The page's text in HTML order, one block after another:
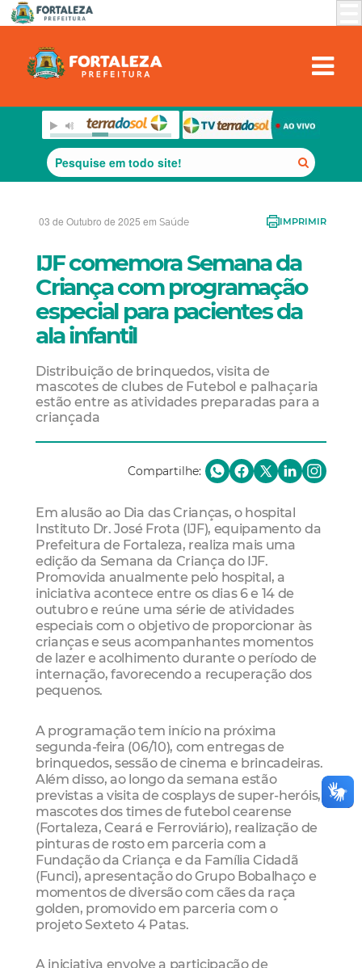
03 de Outubro de 2025 em Saúde IMPRIMIR
IJF comemora Semana da
Criança com programação
especial para pacientes da
ala infantil
Distribuição de brinquedos, visita de
mascotes de clubes de Futebol e palhaçaria
estão entre as atividades preparadas para a
criançada
Compartilhe:
Em alusão ao Dia das Crianças, o hospital
Instituto Dr. José Frota (IJF), equipamento da
Prefeitura de Fortaleza, realiza mais uma
edição da Semana da Criança do IJF.
Promovida anualmente pelo hospital, a
iniciativa acontece entre os dias 6 e 14 de
outubro e reúne uma série de atividades
especiais com o objetivo de proporcionar às
crianças e seus acompanhantes momentos
de lazer e acolhimento durante o período de
internação, favorecendo a recuperação dos
pequenos.
A programação tem início na próxima
segunda-feira (06/10), com entregas de
brinquedos, sessão de cinema e brincadeiras.
Além disso, ao longo da semana estão
previstas a visita de cosplays de super-heróis,
mascotes dos times de futebol cearense
(Fortaleza, Ceará e Ferroviário), realização de
pinturas de rosto em parceria com a
Fundação da Criança e da Família Cidadã
(Funci), apresentação do Grupo Bobalhaço e
momentos de diversão com cães da raça
golden, promovido em parceria com o
projeto Sexteto 4 Patas.
A iniciativa envolve a participação de